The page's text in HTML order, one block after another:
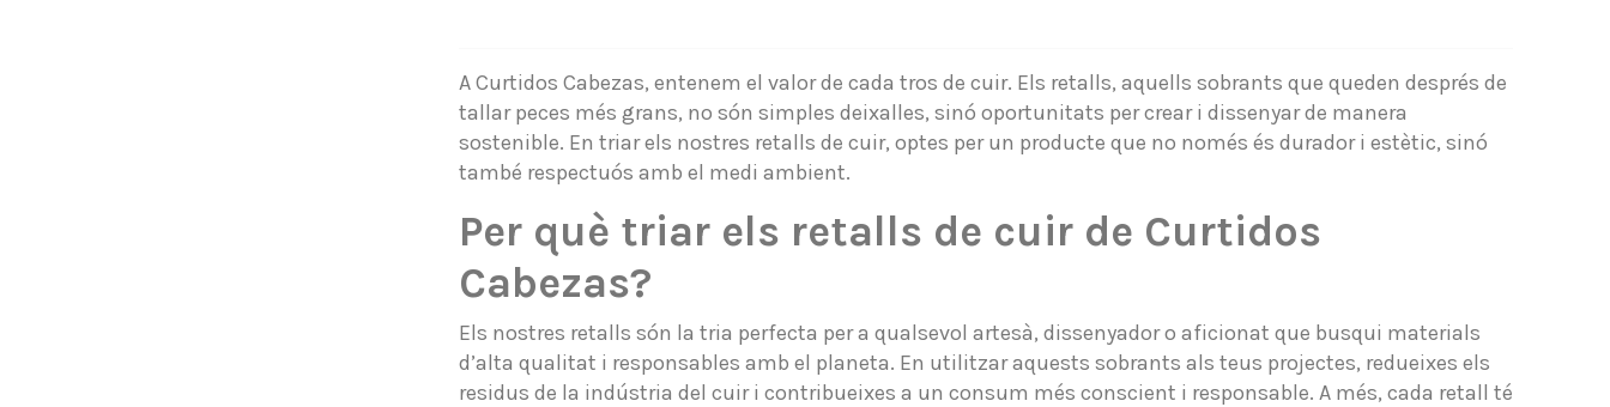
A Curtidos Cabezas, entenem el valor de cada tros de cuir. Els retalls, aquells sobrants que queden després de
tallar peces més grans, no són simples deixalles, sinó oportunitats per crear i dissenyar de manera
sostenible. En triar els nostres retalls de cuir, optes per un producte que no només és durador i estètic, sinó
també respectuós amb el medi ambient.
Per què triar els retalls de cuir de Curtidos
Cabezas?
Els nostres retalls són la tria perfecta per a qualsevol artesà, dissenyador o aficionat que busqui materials
d’alta qualitat i responsables amb el planeta. En utilitzar aquests sobrants als teus projectes, redueixes els
residus de la indústria del cuir i contribueixes a un consum més conscient i responsable. A més, cada retall té